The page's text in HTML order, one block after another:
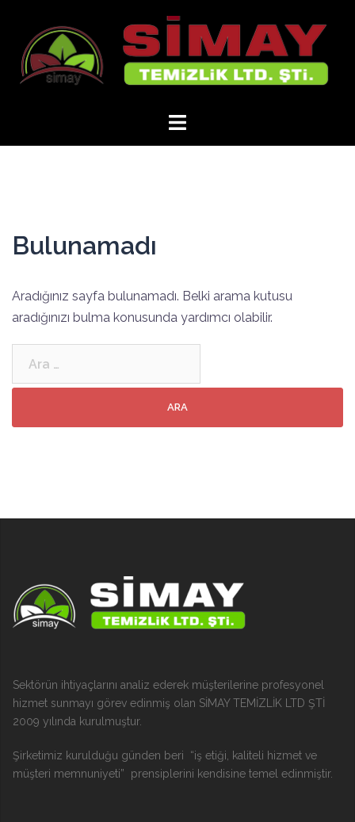
Bulunamadı
Aradığınız sayfa bulunamadı. Belki arama kutusu
aradığınızı bulma konusunda yardımcı olabilir.
Sektörün ihtiyaçlarını analiz ederek müşterilerine profesyonel
hizmet sunmayı görev edinmiş olan SİMAY TEMİZLİK LTD ŞTİ
2009 yılında kurulmuştur.
Şirketimiz kurulduğu günden beri “iş etiği, kaliteli hizmet ve
müşteri memnuniyeti” prensiplerini kendisine temel edinmiştir.